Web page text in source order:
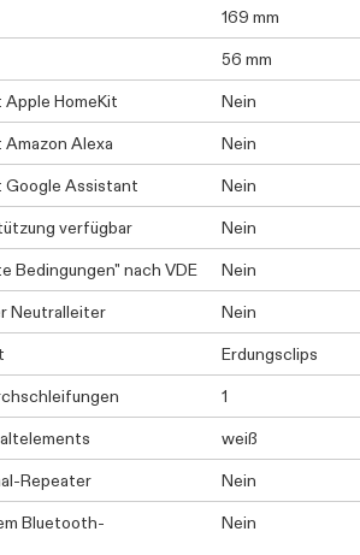
169 mm
56 mm
HomeKit
Nein
Alexa
Nein
Google Assistant
Nein
verfügbar
Nein
Bedingungen" nach VDE
Nein
Neutralleiter
Nein
Erdungsclips
1
weiß
Repeater
Nein
Bluetooth-
Nein